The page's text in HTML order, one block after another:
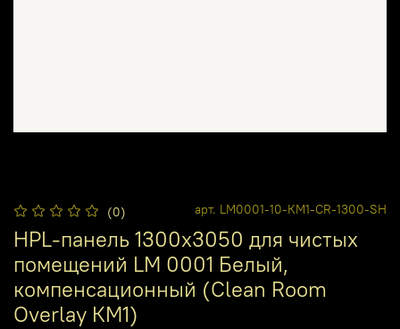
(0) арт. LM0001-10-КМ1-CR-1300-SH
HPL-панель 1300х3050 для чистых
помещений LM 0001 Белый,
компенсационный (Clean Room
Overlay КМ1)